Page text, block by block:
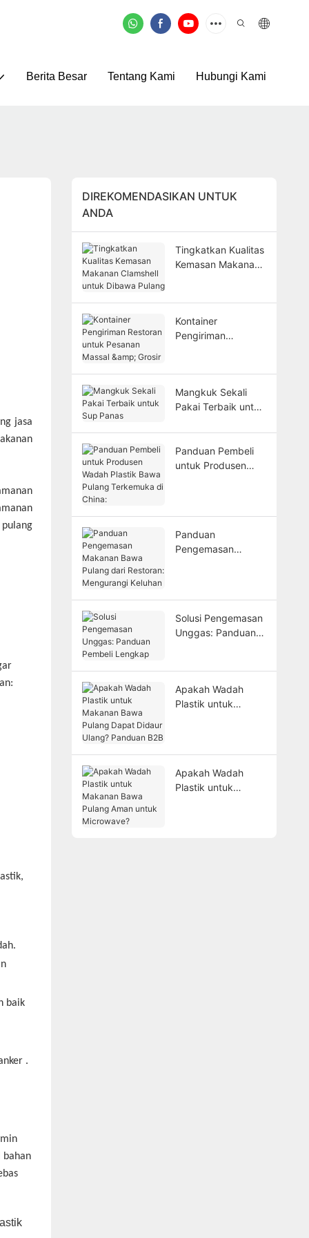
Berita Besar Tentang Kami Hubungi Kami
jasa
baik
.
bahan
DIREKOMENDASIKAN UNTUK
ANDA
Tingkatkan Kualitas
Kemasan Makanan
Kontainer
Pengiriman
Mangkuk Sekali
Pakai Terbaik untuk
Panduan Pembeli
untuk Produsen
Panduan
Pengemasan
Keluhan
Solusi Pengemasan
Unggas: Panduan
Apakah Wadah
Plastik untuk
Apakah Wadah
Plastik untuk